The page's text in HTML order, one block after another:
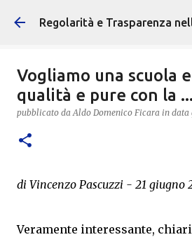
Passa ai contenuti
Vogliamo una scuola
qualità e pure con la
pubblicato daAldo Domenico Ficara in data
di Vincenzo Pascuzzi - 21 giugno
Veramente interessante,